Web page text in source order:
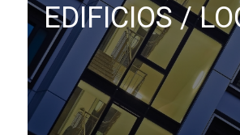
EDIFICIOS /